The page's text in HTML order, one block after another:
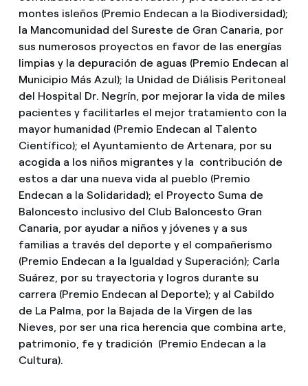
montes isleños (Premio Endecan a la Biodiversidad);
la Mancomunidad del Sureste de Gran Canaria, por
sus numerosos proyectos en favor de las energías
limpias y la depuración de aguas (Premio Endecan al
Municipio Más Azul); la Unidad de Diálisis Peritoneal
del Hospital Dr. Negrín, por mejorar la vida de miles
pacientes y facilitarles el mejor tratamiento con la
mayor humanidad (Premio Endecan al Talento
Científico); el Ayuntamiento de Artenara, por su
acogida a los niños migrantes y la contribución de
estos a dar una nueva vida al pueblo (Premio
Endecan a la Solidaridad); el Proyecto Suma de
Baloncesto inclusivo del Club Baloncesto Gran
Canaria, por ayudar a niños y jóvenes y a sus
familias a través del deporte y el compañerismo
(Premio Endecan a la Igualdad y Superación); Carla
Suárez, por su trayectoria y logros durante su
carrera (Premio Endecan al Deporte); y al Cabildo
de La Palma, por la Bajada de la Virgen de las
Nieves, por ser una rica herencia que combina arte,
patrimonio, fe y tradición (Premio Endecan a la
Cultura).